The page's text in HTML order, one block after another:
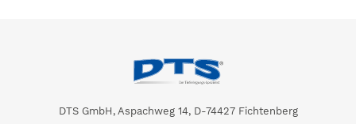
DTS GmbH, Aspachweg 14, D-74427 Fichtenberg